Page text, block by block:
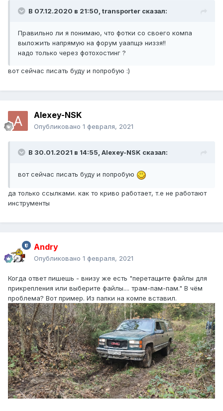
В 07.12.2020 в 21:50, transporter сказал:
Правильно ли я понимаю, что фотки со своего компа
выложить напрямую на форум уаапщэ низзя!!
надо только через фотохостинг ?
вот сейчас писать буду и попробую :)
Alexey-NSK
Опубликовано 1 февраля, 2021
В 30.01.2021 в 14:55, Alexey-NSK сказал:
вот сейчас писать буду и попробую
да только ссылками. как то криво работает, т.е не работают
инструменты
Andry
Опубликовано 1 февраля, 2021
Когда ответ пишешь - внизу же есть "перетащите файлы для
прикрепления или выберите файлы.... трам-пам-пам." В чём
проблема? Вот пример. Из папки на компе вставил.